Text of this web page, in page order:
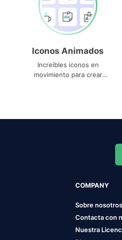
Iconos Animados
Increíbles iconos en
movimiento para crear
COMPANY
Sobre nosotros
Contacta con
Nuestra